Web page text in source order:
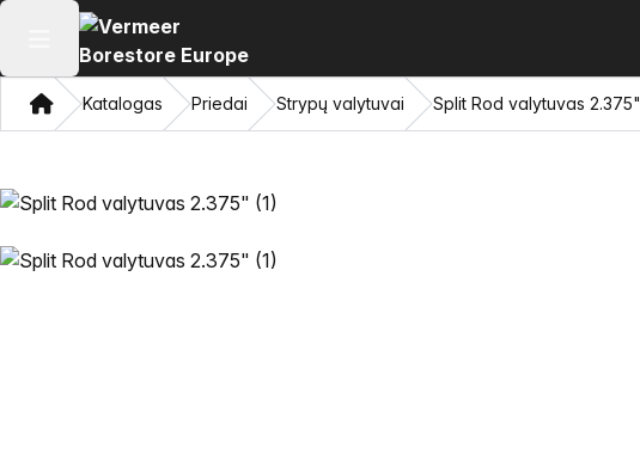
Atidaryti pagrindinį meniu
NamonKatalogas Priedai Strypų valytuvai Split Rod valytuvas 2.375"